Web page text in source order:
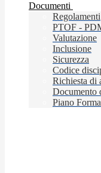
Documenti
Regolamenti
PTOF -
Valutazione
Inclusione
Sicurezza
Codice
Richiesta di
Documento
Piano